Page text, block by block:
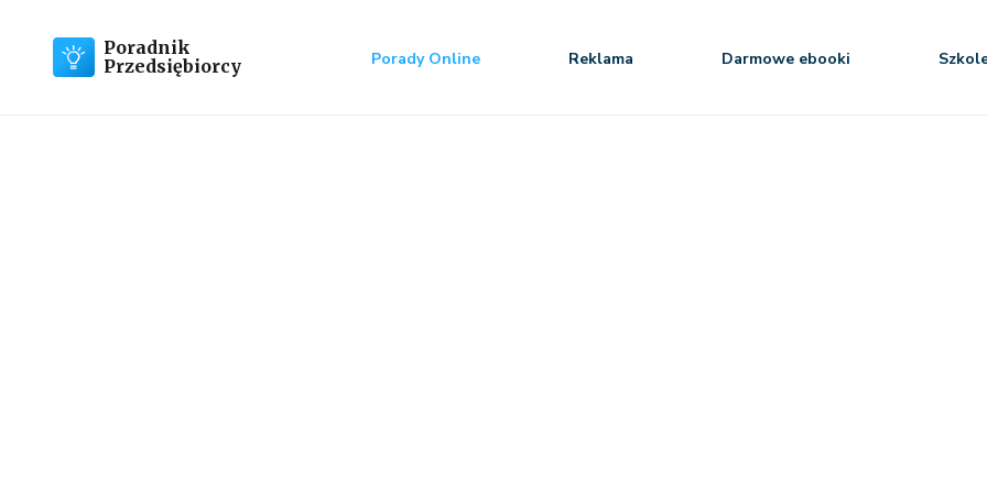
Poradnik
Przedsiębiorcy
Porady Online Reklama Darmowe ebooki